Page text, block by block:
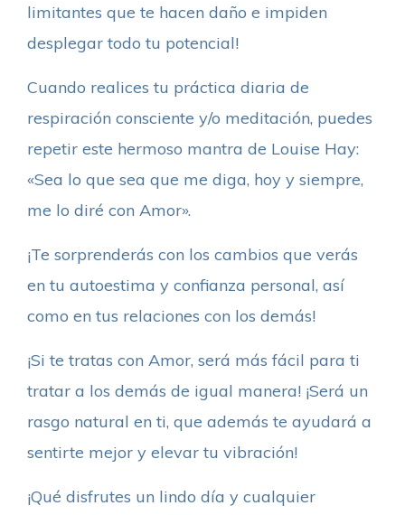
limitantes que te hacen daño e impiden
desplegar todo tu potencial!
Cuando realices tu práctica diaria de
respiración consciente y/o meditación, puedes
repetir este hermoso mantra de Louise Hay:
«Sea lo que sea que me diga, hoy y siempre,
me lo diré con Amor».
¡Te sorprenderás con los cambios que verás
en tu autoestima y confianza personal, así
como en tus relaciones con los demás!
¡Si te tratas con Amor, será más fácil para ti
tratar a los demás de igual manera! ¡Será un
rasgo natural en ti, que además te ayudará a
sentirte mejor y elevar tu vibración!
¡Qué disfrutes un lindo día y cualquier